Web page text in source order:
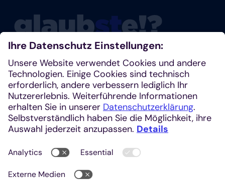
Glaubste nicht? Dann schau mal rein!
Klosterplatz 7, 52062 Aachen
+49 241 1685-242 (Redaktion)
kirchenzeitung@einhardverlag.de